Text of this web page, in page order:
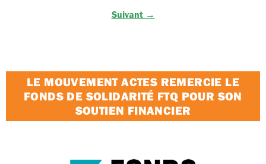
Suivant →
LE MOUVEMENT ACTES REMERCIE LE
FONDS DE SOLIDARITÉ FTQ POUR SON
SOUTIEN FINANCIER